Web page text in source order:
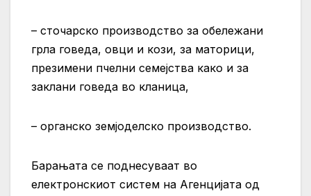
– сточарско производство за обележани
грла говеда, овци и кози, за маторици,
презимени пчелни семејства како и за
заклани говеда во кланица,
– органско земјоделско производство.
Барањата се поднесуваат во
електронскиот систем на Агенцијата од